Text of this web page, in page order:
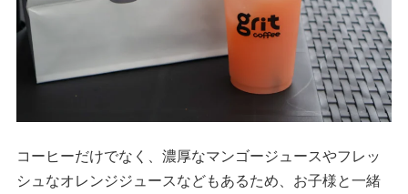
コーヒーだけでなく、濃厚なマンゴージュースやフレッ
シュなオレンジジュースなどもあるため、お子様と一緒